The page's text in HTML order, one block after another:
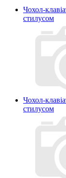
Чохол-
стилусом
Чохол-
стилусом